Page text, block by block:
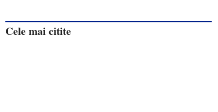
Cele mai citite